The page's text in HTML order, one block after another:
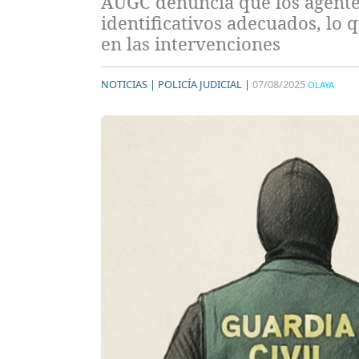
identificativos adecuados, lo
en las intervenciones
NOTICIAS | POLICÍA JUDICIAL | 07/08/2025 OLAYA